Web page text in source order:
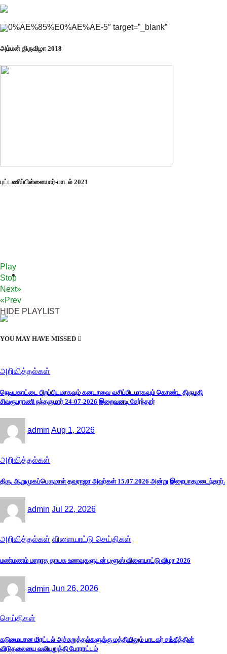
0%AE%85%E0%AE%AE-5″ target=”_blank”
அம்மன் திருவிழா 2018
புட்டணிப்பிள்ளையார்-பாடல் 2021
Play
Stop
Next»
«Prev
HIDE PLAYLIST
YOU MAY HAVE MISSED
அறிவித்தல்கள்
நெடியகாட்டை பிறப்பிடமாகவும் கனடாவை வசிப்பிடமாகவும் கொண்ட திருமதி
சிவரூபராணி நந்தகுமார் 24-07-2026 இறைவனடி சேர்ந்தார்
admin Aug 1, 2026
அறிவித்தல்கள்
திரு. ஆறுமுகப்பெருமாள் தவராஜா அவர்கள் 15.07.2026 அன்று இறைபாதமடைந்தார்.
admin Jul 22, 2026
அறிவித்தல்கள் விளையாட்டு செய்திகள்
மண்மணம் மாறாத தாயக உணவுகளுடன் புளூஸ் விளையாட்டு விழா 2026
admin Jun 26, 2026
செய்திகள்
கடுமையான மிரட்டல் அச்சுறுத்தல்களுக்கு மத்தியிலும் பாடகர் சங்கீத்தின்
விடுதலையை வலியுறுத்தி போராட்டம்